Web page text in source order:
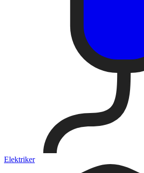
Elektriker